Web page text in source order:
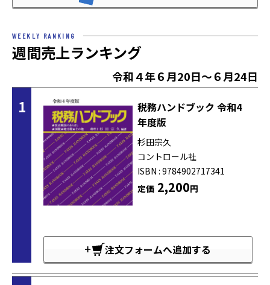
WEEKLY RANKING
週間売上ランキング
令和４年６月20日～６月24日
1
税務ハンドブック 令和4
年度版
杉田宗久
コントロール社
ISBN : 9784902717341
定価2,200円
注文フォームへ追加する